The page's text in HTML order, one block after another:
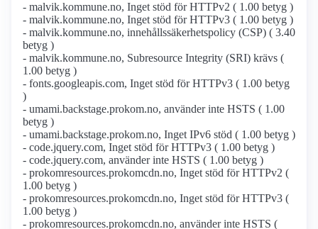
- malvik.kommune.no, Inget stöd för HTTPv2 ( 1.00 betyg )
- malvik.kommune.no, Inget stöd för HTTPv3 ( 1.00 betyg )
- malvik.kommune.no, innehållssäkerhetspolicy (CSP) ( 3.40
betyg )
- malvik.kommune.no, Subresource Integrity (SRI) krävs (
1.00 betyg )
- fonts.googleapis.com, Inget stöd för HTTPv3 ( 1.00 betyg
)
- umami.backstage.prokom.no, använder inte HSTS ( 1.00
betyg )
- umami.backstage.prokom.no, Inget IPv6 stöd ( 1.00 betyg )
- code.jquery.com, Inget stöd för HTTPv3 ( 1.00 betyg )
- code.jquery.com, använder inte HSTS ( 1.00 betyg )
- prokomresources.prokomcdn.no, Inget stöd för HTTPv2 (
1.00 betyg )
- prokomresources.prokomcdn.no, Inget stöd för HTTPv3 (
1.00 betyg )
- prokomresources.prokomcdn.no, använder inte HSTS (